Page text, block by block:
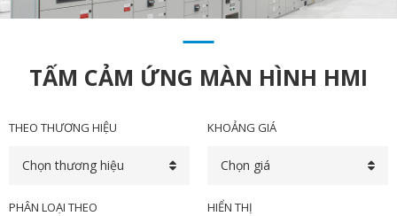
TẤM CẢM ỨNG MÀN HÌNH HMI
THEO THƯƠNG HIỆU
Chọn thương hiệu
KHOẢNG GIÁ
Chọn giá
PHÂN LOẠI THEO HIỂN THỊ